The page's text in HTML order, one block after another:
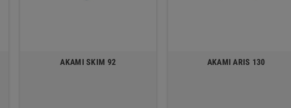
AKAMI SKIM 92 AKAMI ARIS 130